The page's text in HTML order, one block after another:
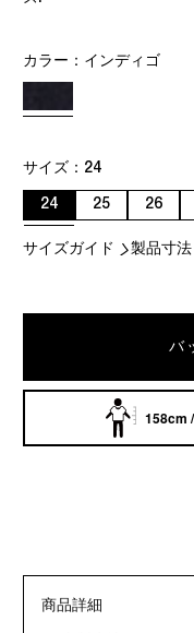
カラー： インディゴ
サイズ： 24
24 25 26
サイズガイド 製品寸法
バ
158cm
商品詳細